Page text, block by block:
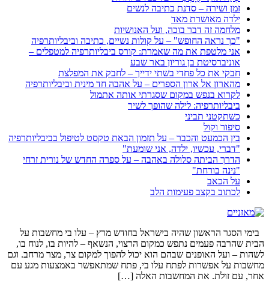
זמן ושירה – סדנת כתיבה לנשים
ילדה מאושרת מאד
מלחמה זה דבר בוכה, ועל האנושיות
"כך נראה החופש" – על קולות נשיים, כתיבה וביבליותרפיה
אני מלטפת את מה שאמרת: קורס ביבליותרפיה למטפלים –
אוניברסיטת בן גוריון באר שבע
חבקי את כל פחדי בשתי ידייך – לחבק את המפלצת
מהארון אל ארון הספרים – על אהבה חד מינית וביבליותרפיה
לקרוא בנפש במקום שסגרתי אותה אתמול
ביבליותרפיה: לילה שהופך לשיר
כשתקטני תביני
סיפור וקול
בין הכמעט והכבר – על תזמון הבאת טקסט לטיפול בביבליותרפיה
"דברי, עכשיו, ילדה, אני שומעת"
הדרך הביתה סלולה באהבה – על ספרה החדש של נורית זרחי
"נינה בורחת"
על הכאב
לכתוב בקצב פעימות הלב
בימי הסגר הראשון שהיה בישראל בחודש מרץ – עלו בי מחשבות על
הבית שהרבה פעמים נתפש כמקום הרצוי, הנשאף – להיות בו, לנוח בו,
לשהות – ועל האופנים שבהם הוא יכול להפוך למקום צר, מצר מרחב. וגם
מחשבות על אפשרות לפתח עלו בי, פתח שמתאפשר באמצעות מגע עם
אחר, עם זולת. את המחשבות האלה […]